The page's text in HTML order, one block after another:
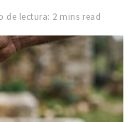
de lectura: 2 mins read